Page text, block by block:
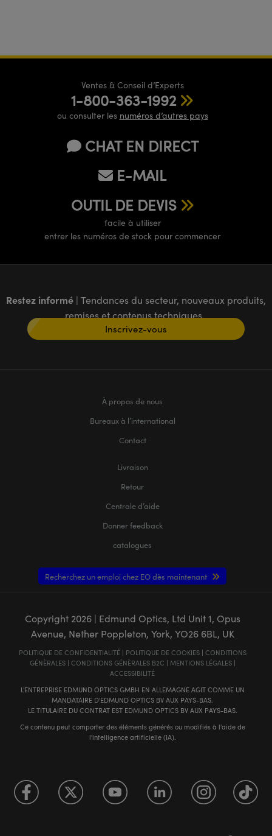
Ventes & Conseil d’Experts
1-800-363-1992
ou consulter les numéros d’autres pays
CHAT EN DIRECT
E-MAIL
OUTIL DE DEVIS
facile à utiliser
entrer les numéros de stock pour commencer
Restez informé | Tendances du secteur, nouveaux produits,
remises et contenus techniques
Inscrivez-vous
À propos de nous
Bureaux à l’international
Contact
Livraison
Retour
Centrale d’aide
Donner feedback
catalogues
Recherchez un emploi chez EO dès maintenant
Copyright 2026| Edmund Optics, Ltd Unit 1, Opus
Avenue, Nether Poppleton, York, YO26 6BL, UK
POLITIQUE DE CONFIDENTIALITÉ| POLITIQUE DE COOKIES| CONDITIONS
GÉNÈRALES| CONDITIONS GÉNÈRALES B2C | MENTIONS LÉGALES|
ACCESSIBILITÉ
L'ENTREPRISE EDMUND OPTICS GMBH EN ALLEMAGNE AGIT COMME UN
MANDATAIRE D'EDMUND OPTICS BV AUX PAYS-BAS.
LE TITULAIRE DU CONTRAT EST EDMUND OPTICS BV AUX PAYS-BAS.
Ce contenu peut comporter des éléments générés ou modifiés à l'aide de
l'intelligence artificielle (IA).